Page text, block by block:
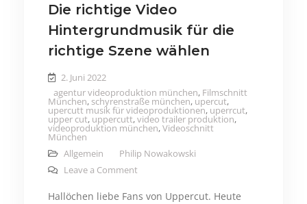
Die richtige Video
Hintergrundmusik für die
richtige Szene wählen
2. Juni 2022
agentur videoproduktion münchen, Filmschnitt
München, schyrenstraße münchen, upercut,
upercutt musik für videoproduktionen, uperrcut,
upper cut, uppercutt,video trailer produktion,
videoproduktion münchen,Videoschnitt
München
Allgemein
Philip Nowakowski
Leave a Comment
Hallöchen liebe Fans von Uppercut. Heute